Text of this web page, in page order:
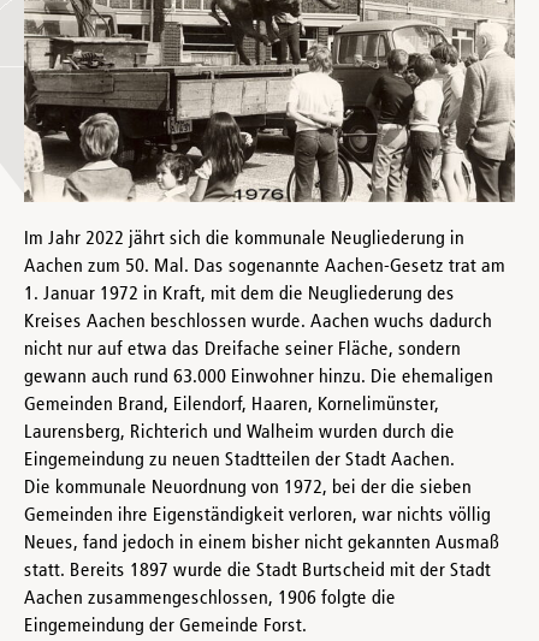
Im Jahr 2022 jährt sich die kommunale Neugliederung in
Aachen zum 50. Mal. Das sogenannte Aachen-Gesetz trat am
1. Januar 1972 in Kraft, mit dem die Neugliederung des
Kreises Aachen beschlossen wurde. Aachen wuchs dadurch
nicht nur auf etwa das Dreifache seiner Fläche, sondern
gewann auch rund 63.000 Einwohner hinzu. Die ehemaligen
Gemeinden Brand, Eilendorf, Haaren, Kornelimünster,
Laurensberg, Richterich und Walheim wurden durch die
Eingemeindung zu neuen Stadtteilen der Stadt Aachen.
Die kommunale Neuordnung von 1972, bei der die sieben
Gemeinden ihre Eigenständigkeit verloren, war nichts völlig
Neues, fand jedoch in einem bisher nicht gekannten Ausmaß
statt. Bereits 1897 wurde die Stadt Burtscheid mit der Stadt
Aachen zusammengeschlossen, 1906 folgte die
Eingemeindung der Gemeinde Forst.